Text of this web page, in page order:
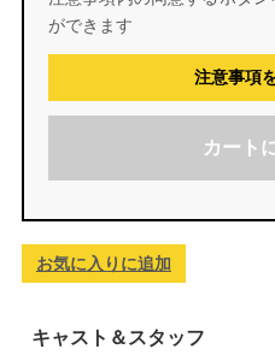
ができます
注意事項
カート
お気に入りに追加
キャスト＆スタッフ